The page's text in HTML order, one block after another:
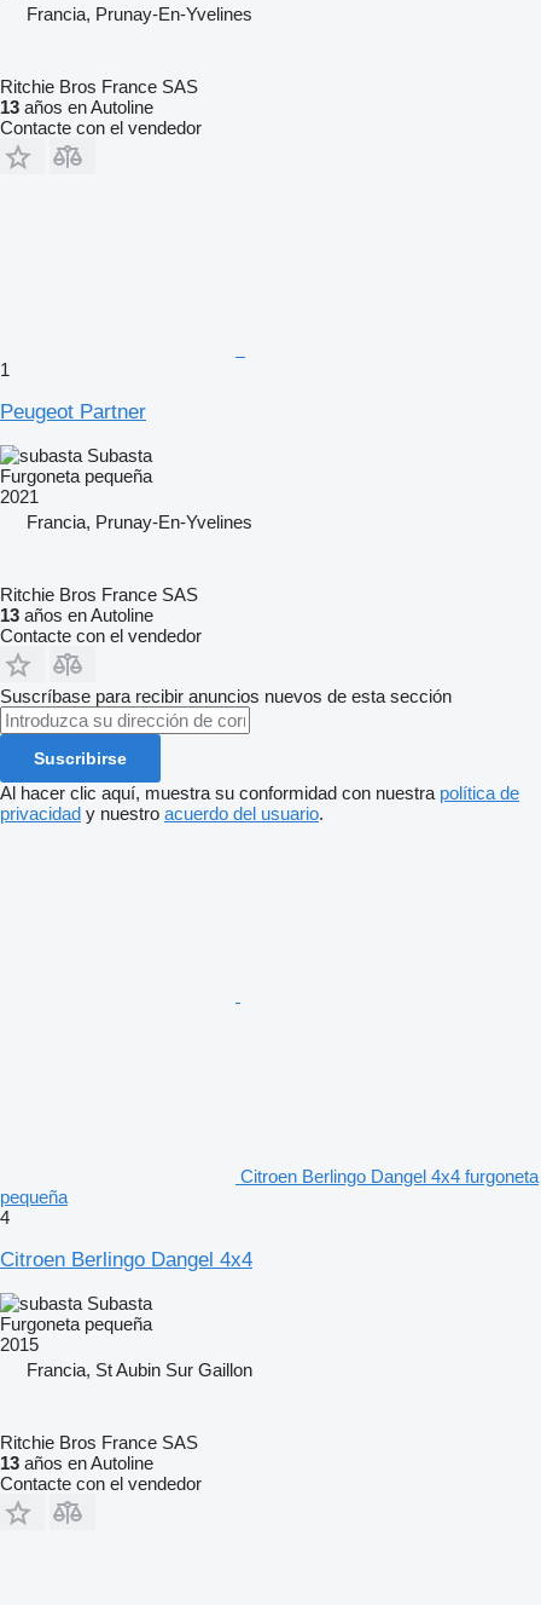
Francia, Prunay-En-Yvelines
Ritchie Bros France SAS
13 años en Autoline
Contacte con el vendedor
1
Peugeot Partner
Subasta
Furgoneta pequeña
2021
Francia, Prunay-En-Yvelines
Ritchie Bros France SAS
13 años en Autoline
Contacte con el vendedor
Suscríbase para recibir anuncios nuevos de esta sección
Suscribirse
Al hacer clic aquí, muestra su conformidad con nuestra política de
privacidad y nuestro acuerdo del usuario.
Citroen Berlingo Dangel 4x4 furgoneta
pequeña
4
Citroen Berlingo Dangel 4x4
Subasta
Furgoneta pequeña
2015
Francia, St Aubin Sur Gaillon
Ritchie Bros France SAS
13 años en Autoline
Contacte con el vendedor